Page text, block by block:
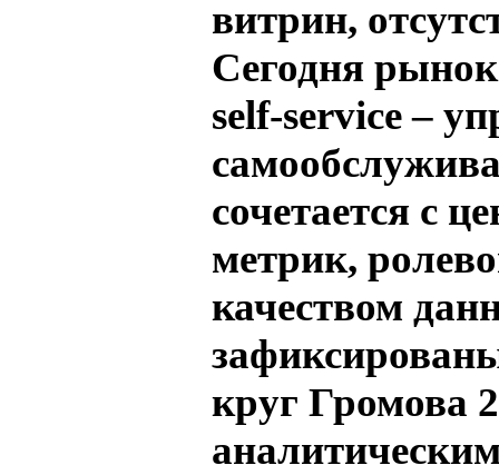
витрин,
Сегодня
self-service –
сочетается с
метрик,
качеством
круг Громова